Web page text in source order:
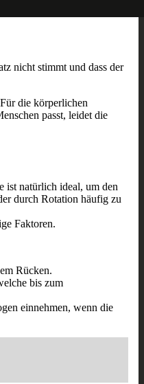
nicht stimmt und dass der
die körperlichen
passt, leidet die
ist natürlich ideal, um den
durch Rotation häufig zu
Faktoren.
Rücken.
bis zum
einnehmen, wenn die